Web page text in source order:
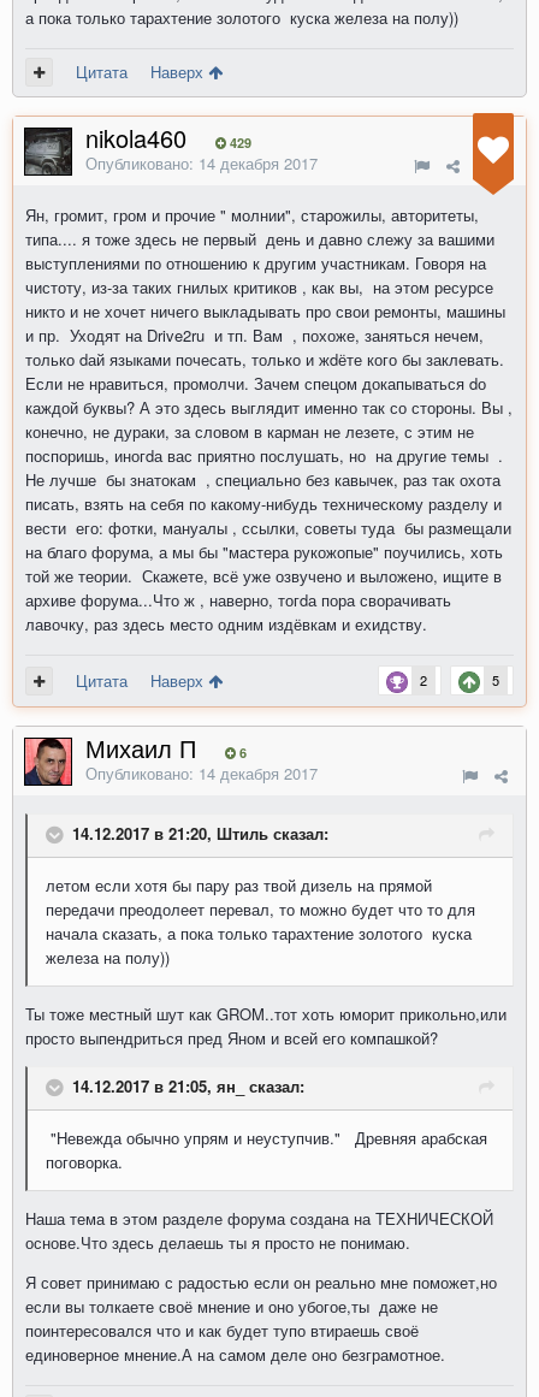
а пока только тарахтение золотого куска железа на полу))
Цитата Наверх
nikola460 429
Опубликовано: 14 декабря 2017
Ян, громит, гром и прочие " молнии", старожилы, авторитеты,
типа.... я тоже здесь не первый день и давно слежу за вашими
выступлениями по отношению к другим участникам. Говоря на
чистоту, из-за таких гнилых критиков , как вы, на этом ресурсе
никто и не хочет ничего выкладывать про свои ремонты, машины
и пр. Уходят на Drive2ru и тп. Вам , похоже, заняться нечем,
только dай языками почесать, только и жdёте кого бы заклевать.
Если не нравиться, промолчи. Зачем спецом докапываться dо
каждой буквы? А это здесь выглядит именно так со стороны. Вы ,
конечно, не дураки, за словом в карман не лезете, с этим не
поспоришь, иногdа вас приятно послушать, но на другие темы .
Не лучше бы знатокам , специально без кавычек, раз так охота
писать, взять на себя по какому-нибудь техническому разделу и
вести его: фотки, мануалы , ссылки, советы туда бы размещали
на благо форума, а мы бы "мастера рукожопые" поучились, хоть
той же теории. Скажете, всё уже озвучено и выложено, ищите в
архиве форума...Что ж , наверно, тогdа пора сворачивать
лавочку, раз здесь место одним издёвкам и ехидству.
2 5
Цитата Наверх
Михаил П 6
Опубликовано: 14 декабря 2017
14.12.2017 в 21:20, Штиль сказал:
летом если хотя бы пару раз твой дизель на прямой
передачи преодолеет перевал, то можно будет что то для
начала сказать, а пока только тарахтение золотого куска
железа на полу))
Ты тоже местный шут как GROM..тот хоть юморит прикольно,или
просто выпендриться пред Яном и всей его компашкой?
14.12.2017 в 21:05, ян_ сказал:
"Невежда обычно упрям и неуступчив." Древняя арабская
поговорка.
Наша тема в этом разделе форума создана на ТЕХНИЧЕСКОЙ
основе.Что здесь делаешь ты я просто не понимаю.
Я совет принимаю с радостью если он реально мне поможет,но
если вы толкаете своё мнение и оно убогое,ты даже не
поинтересовался что и как будет тупо втираешь своё
единоверное мнение.А на самом деле оно безграмотное.